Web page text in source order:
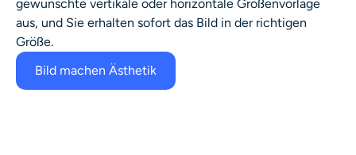
gewünschte vertikale oder horizontale Größenvorlage
aus, und Sie erhalten sofort das Bild in der richtigen
Größe.
Bild machen Ästhetik